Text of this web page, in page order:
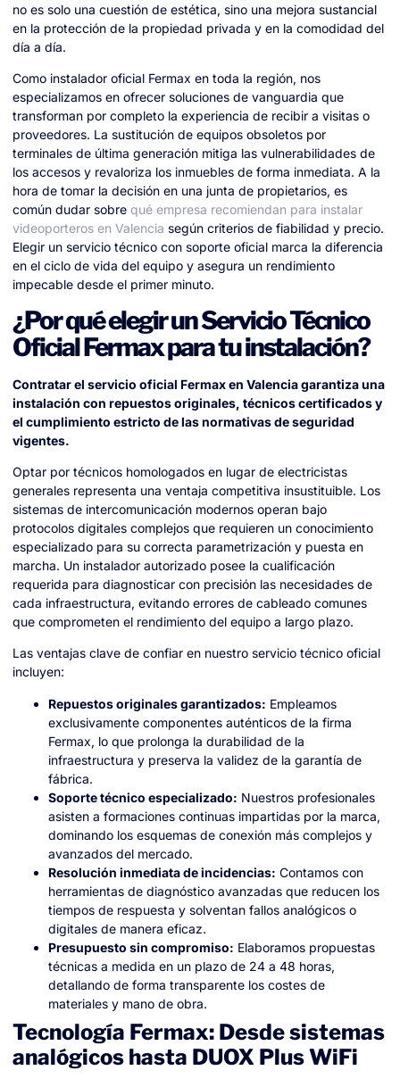
no es solo una cuestión de estética, sino una mejora sustancial
en la protección de la propiedad privada y en la comodidad del
día a día.
Como instalador oficial Fermax en toda la región, nos
especializamos en ofrecer soluciones de vanguardia que
transforman por completo la experiencia de recibir a visitas o
proveedores. La sustitución de equipos obsoletos por
terminales de última generación mitiga las vulnerabilidades de
los accesos y revaloriza los inmuebles de forma inmediata. A la
hora de tomar la decisión en una junta de propietarios, es
común dudar sobre qué empresa recomiendan para instalar
videoporteros en Valencia según criterios de fiabilidad y precio.
Elegir un servicio técnico con soporte oficial marca la diferencia
en el ciclo de vida del equipo y asegura un rendimiento
impecable desde el primer minuto.
¿Por qué elegir un Servicio Técnico
Oficial Fermax para tu instalación?
Contratar el servicio oficial Fermax en Valencia garantiza una
instalación con repuestos originales, técnicos certificados y
el cumplimiento estricto de las normativas de seguridad
vigentes.
Optar por técnicos homologados en lugar de electricistas
generales representa una ventaja competitiva insustituible. Los
sistemas de intercomunicación modernos operan bajo
protocolos digitales complejos que requieren un conocimiento
especializado para su correcta parametrización y puesta en
marcha. Un instalador autorizado posee la cualificación
requerida para diagnosticar con precisión las necesidades de
cada infraestructura, evitando errores de cableado comunes
que comprometen el rendimiento del equipo a largo plazo.
Las ventajas clave de confiar en nuestro servicio técnico oficial
incluyen:
Repuestos originales garantizados: Empleamos
exclusivamente componentes auténticos de la firma
Fermax, lo que prolonga la durabilidad de la
infraestructura y preserva la validez de la garantía de
fábrica.
Soporte técnico especializado: Nuestros profesionales
asisten a formaciones continuas impartidas por la marca,
dominando los esquemas de conexión más complejos y
avanzados del mercado.
Resolución inmediata de incidencias: Contamos con
herramientas de diagnóstico avanzadas que reducen los
tiempos de respuesta y solventan fallos analógicos o
digitales de manera eficaz.
Presupuesto sin compromiso: Elaboramos propuestas
técnicas a medida en un plazo de 24 a 48 horas,
detallando de forma transparente los costes de
materiales y mano de obra.
Tecnología Fermax: Desde sistemas
analógicos hasta DUOX Plus WiFi